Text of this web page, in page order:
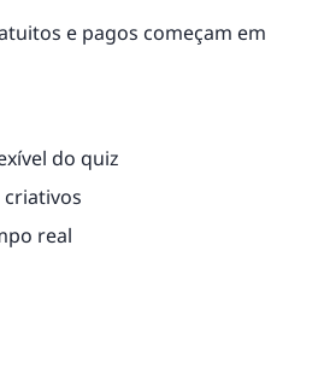
e pagos começam em
do quiz
criativos
real